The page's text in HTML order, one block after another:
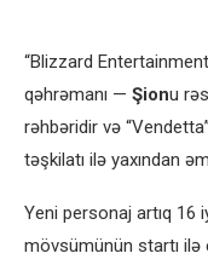
“Blizzard
qəhrəmanı — Şionu
rəhbəridir və
təşkilatı ilə yaxından
Yeni personaj artıq 16
mövsümünün startı